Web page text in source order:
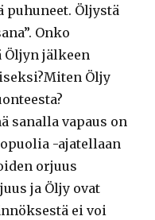
puhuneet. Öljystä
Onko
Öljyn jälkeen
Öljy
sanalla vapaus on
-ajatellaan
orjuus
ja Öljy ovat
ei voi